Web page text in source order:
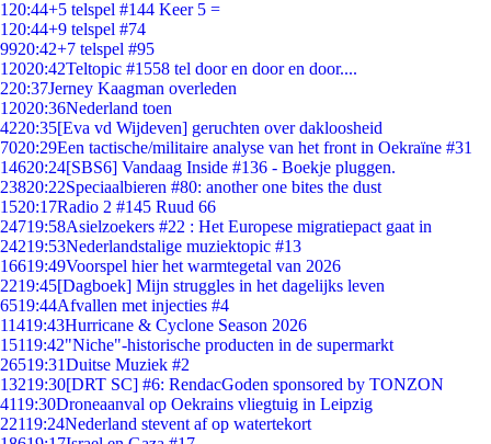
1 20:44+5 telspel #144 Keer 5 =
1 20:44+9 telspel #74
9920:42+7 telspel #95
12020:42Teltopic #1558 tel door en door en door....
220:37Jerney Kaagman overleden
12020:36Nederland toen
4220:35[Eva vd Wijdeven] geruchten over dakloosheid
7020:29Een tactische/militaire analyse van het front in Oekraïne #31
14620:24[SBS6] Vandaag Inside #136 - Boekje pluggen.
23820:22Speciaalbieren #80: another one bites the dust
1520:17Radio 2 #145 Ruud 66
24719:58Asielzoekers #22 : Het Europese migratiepact gaat in
24219:53Nederlandstalige muziektopic #13
16619:49Voorspel hier het warmtegetal van 2026
2219:45[Dagboek] Mijn struggles in het dagelijks leven
6519:44Afvallen met injecties #4
11419:43Hurricane & Cyclone Season 2026
15119:42"Niche"-historische producten in de supermarkt
26519:31Duitse Muziek #2
13219:30[DRT SC] #6: RendacGoden sponsored by TONZON
4119:30Droneaanval op Oekrains vliegtuig in Leipzig
22119:24Nederland stevent af op watertekort